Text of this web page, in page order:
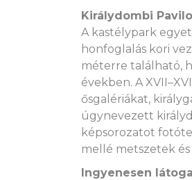
Királydombi
A kastélypark
honfoglalás kori
méterre található,
években. A
ősgalériákat,
úgynevezett
képsorozatot
mellé metszetek
Ingyenesen